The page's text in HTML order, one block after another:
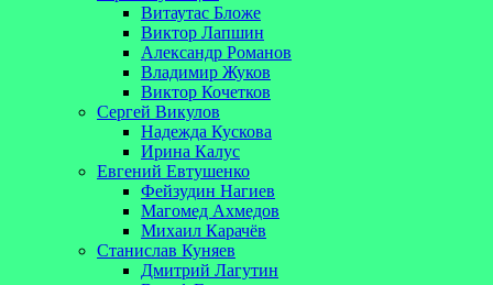
Витаутас Бложе
Виктор Лапшин
Александр Романов
Владимир Жуков
Виктор Кочетков
Сергей Викулов
Надежда Кускова
Ирина Калус
Евгений Евтушенко
Фейзудин Нагиев
Магомед Ахмедов
Михаил Карачёв
Станислав Куняев
Дмитрий Лагутин